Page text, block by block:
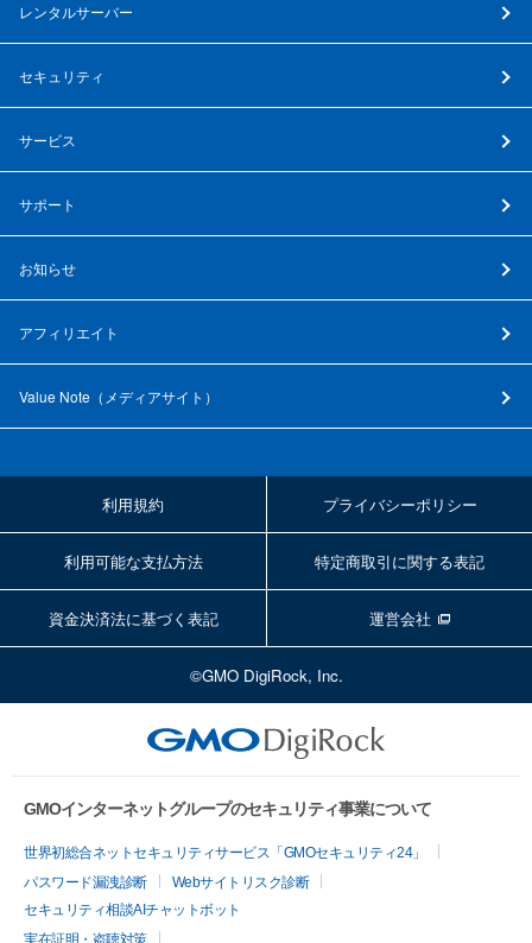
レンタルサーバー
セキュリティ
サービス
サポート
お知らせ
アフィリエイト
Value Note（ メディアサイト ）
利用規約 プライバシーポリシー
利用可能な支払方法 特定商取引に関する表記
資金決済法に基づく表記 運営会社
©GMO DigiRock, Inc.
GMOインターネットグループのセキュリティ事業について
世界初総合ネットセキュリティサービス「GMOセキュリティ24」
パスワード漏洩診断
Webサイトリスク診断
セキュリティ相談AIチャットボット
実在証明・盗聴対策